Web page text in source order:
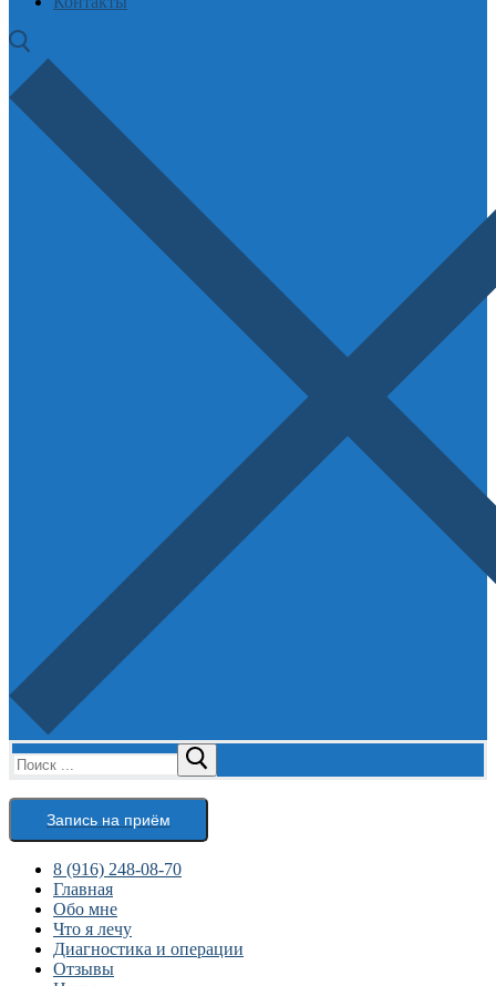
Найти:
Запись на приём
8 (916) 248-08-70
Главная
Обо мне
Что я лечу
Диагностика и операции
Отзывы